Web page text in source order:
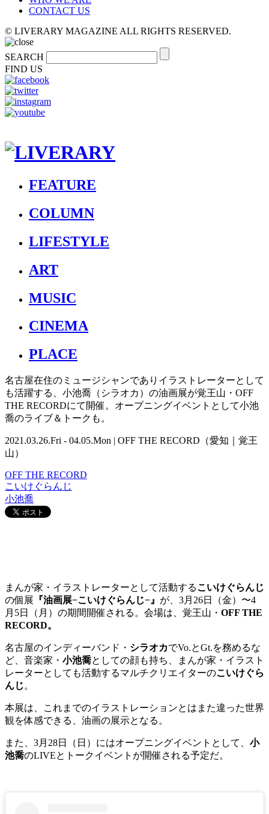
CONTACT US
© LIVERARY MAGAZINE ALL RIGHTS RESERVED.
SEARCH
FIND US
FEATURE
COLUMN
LIFESTYLE
ART
MUSIC
CINEMA
PLACE
名古屋在住のミュージシャンでありイラストレーターとして
も活躍する、小池喬（シラオカ）の油画展が覚王山・OFF
THE RECORDにて開催。オープニングイベントとして小池
喬のライブ＆トークも。
2021.03.26.Fri - 04.05.Mon | OFF THE RECORD（愛知｜覚王
山）
OFF THE RECORD
こいけぐらんじ
小池喬
まんが家・イラストレーターとして活動するこいけぐらんじ
の個展 『油画展−こいけぐらんじ−』 が、3月26日（金）〜4
月5日（月）の期間開催される。会場は、覚王山・ OFF THE
RECORD。
名古屋のインディーバンド・ シラオカでVo.とGt.を務めるな
ど、音楽家・ 小池喬としての顔も持ち、まんが家・イラスト
レーターとしても活動するマルチクリエイターのこいけぐら
んじ。
本展は、これまでのイラストレーションとはまた違った世界
観を体感できる、油画の展示となる。
また、3月28日（日）にはオープニングイベントとして、 小
池喬のLIVEとトークイベントが開催される予定だ。